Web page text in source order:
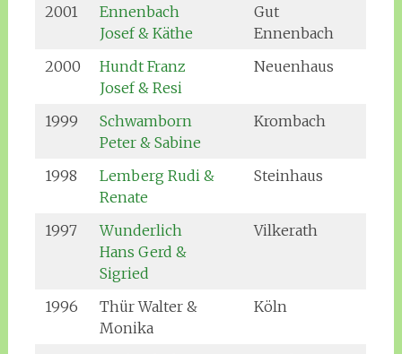
2001
Ennenbach
Josef & Käthe
Gut
Ennenbach
2000
Hundt Franz
Josef & Resi
Neuenhaus
1999
Schwamborn
Peter & Sabine
Krombach
1998
Lemberg Rudi &
Renate
Steinhaus
1997
Wunderlich
Hans Gerd &
Sigried
Vilkerath
1996
Thür Walter &
Monika
Köln